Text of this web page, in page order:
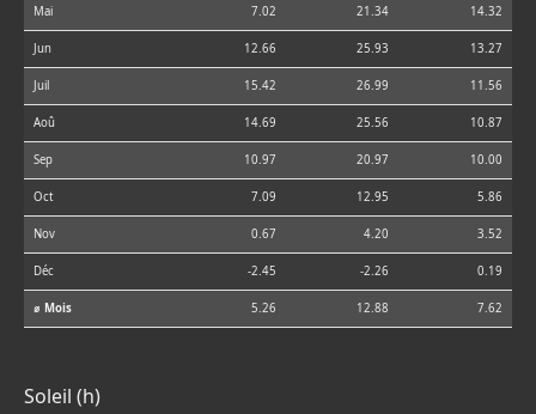
Mai 7.02 21.34 14.32
Jun 12.66 25.93 13.27
Juil 15.42 26.99 11.56
Aoû 14.69 25.56 10.87
Sep 10.97 20.97 10.00
Oct 7.09 12.95 5.86
Nov 0.67 4.20 3.52
Déc -2.45 -2.26 0.19
⌀ Mois 5.26 12.88 7.62
Soleil (h)